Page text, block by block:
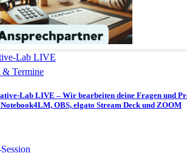
Lab LIVE
& Termine
Lab LIVE – Wir bearbeiten deine Fragen und
OBS, elgato Stream Deck und ZOOM